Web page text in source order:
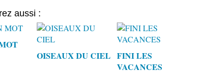
aussi :
OISEAUX DU CIEL FINI LES
VACANCES